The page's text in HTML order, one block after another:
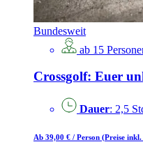
Bundesweit
ab 15
Crossgolf: Euer
Dauer: 2,5
Ab 39,00 € / Person (Preise